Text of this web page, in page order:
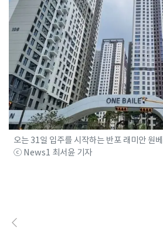
오는 31일 입주를 시작하는 반포 래미안 원
ⓒ News1 최서윤 기자